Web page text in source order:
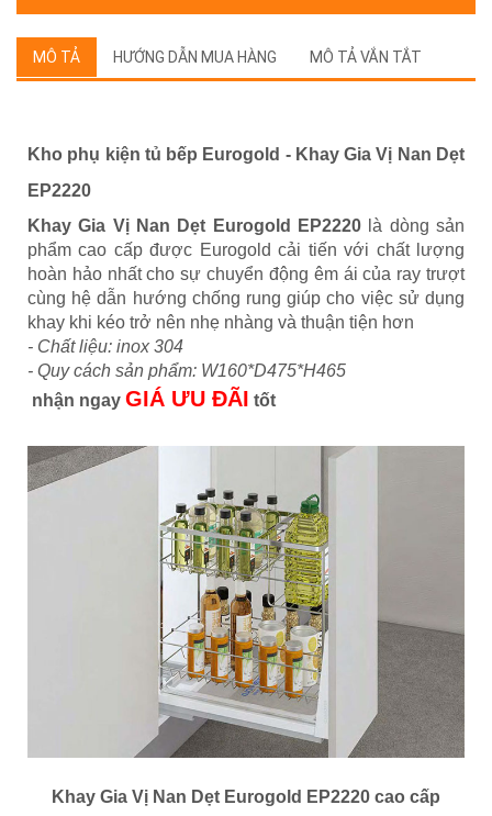
MÔ TẢ HƯỚNG DẪN MUA HÀNG MÔ TẢ VẮN TẮT
Kho phụ kiện tủ bếp Eurogold - Khay Gia Vị Nan Dẹt
EP2220
Khay Gia Vị Nan Dẹt Eurogold EP2220 là dòng sản
phẩm cao cấp được Eurogold cải tiến với chất lượng
hoàn hảo nhất cho sự chuyển động êm ái của ray trượt
cùng hệ dẫn hướng chống rung giúp cho việc sử dụng
khay khi kéo trở nên nhẹ nhàng và thuận tiện hơn
- Chất liệu: inox 304
- Quy cách sản phẩm: W160*D475*H465
nhận ngay GIÁ ƯU ĐÃI tốt
Khay Gia Vị Nan Dẹt Eurogold EP2220 cao cấp